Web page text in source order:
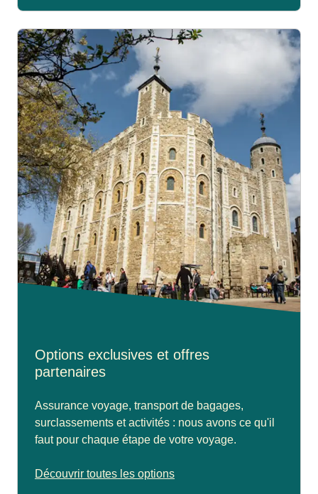
Options exclusives et offres
partenaires
Assurance voyage, transport de bagages,
surclassements et activités : nous avons ce qu'il
faut pour chaque étape de votre voyage.
Découvrir toutes les options